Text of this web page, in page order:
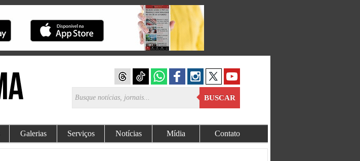
BUSCAR
Galerias Serviços Notícias Mídia Contato